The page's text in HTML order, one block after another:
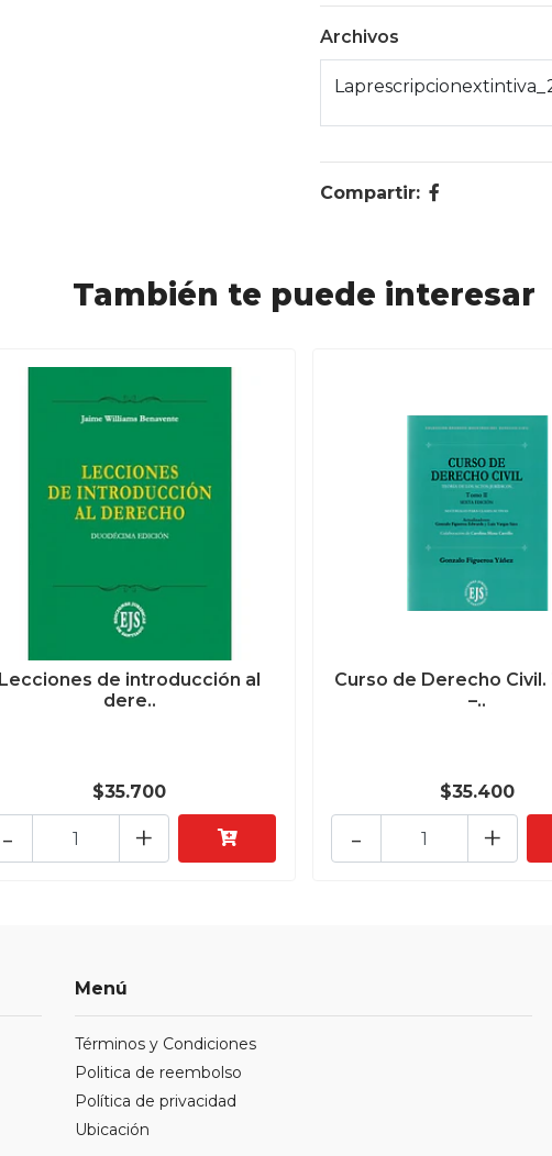
Archivos
Compartir:
También te puede interesar
Lecciones de introducción al
dere..
$35.700
+
-
Curso de Derecho Civil.
–..
$35.400
+
-
Menú
Términos y Condiciones
Politica de reembolso
Política de privacidad
Ubicación